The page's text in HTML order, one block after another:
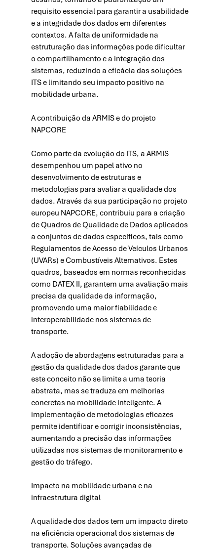
requisito essencial para garantir a usabilidade
e a integridade dos dados em diferentes
contextos. A falta de uniformidade na
estruturação das informações pode dificultar
o compartilhamento e a integração dos
sistemas, reduzindo a eficácia das soluções
ITS e limitando seu impacto positivo na
mobilidade urbana.
A contribuição da ARMIS e do projeto
NAPCORE
Como parte da evolução do ITS, a ARMIS
desempenhou um papel ativo no
desenvolvimento de estruturas e
metodologias para avaliar a qualidade dos
dados. Através da sua participação no projeto
europeu NAPCORE, contribuiu para a criação
de Quadros de Qualidade de Dados aplicados
a conjuntos de dados específicos, tais como
Regulamentos de Acesso de Veículos Urbanos
(UVARs) e Combustíveis Alternativos. Estes
quadros, baseados em normas reconhecidas
como DATEX II, garantem uma avaliação mais
precisa da qualidade da informação,
promovendo uma maior fiabilidade e
interoperabilidade nos sistemas de
transporte.
A adoção de abordagens estruturadas para a
gestão da qualidade dos dados garante que
este conceito não se limite a uma teoria
abstrata, mas se traduza em melhorias
concretas na mobilidade inteligente. A
implementação de metodologias eficazes
permite identificar e corrigir inconsistências,
aumentando a precisão das informações
utilizadas nos sistemas de monitoramento e
gestão do tráfego.
Impacto na mobilidade urbana e na
infraestrutura digital
A qualidade dos dados tem um impacto direto
na eficiência operacional dos sistemas de
transporte. Soluções avançadas de